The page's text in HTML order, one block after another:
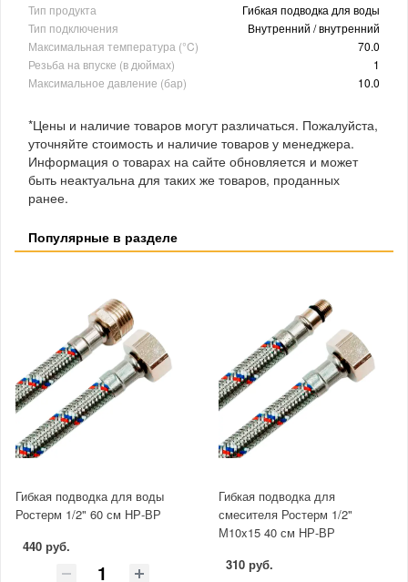
Тип продукта
Гибкая подводка для воды
Тип подключения
Внутренний / внутренний
Максимальная температура (°C)
70.0
Резьба на впуске (в дюймах)
1
Максимальное давление (бар)
10.0
*Цены и наличие товаров могут различаться. Пожалуйста,
уточняйте стоимость и наличие товаров у менеджера.
Информация о товарах на сайте обновляется и может
быть неактуальна для таких же товаров, проданных
ранее.
Популярные в разделе
Гибкая подводка для воды
Ростерм 1/2" 60 см НР-ВР
440 руб.
Гибкая подводка для
смесителя Ростерм 1/2"
М10x15 40 см НР-ВР
310 руб.